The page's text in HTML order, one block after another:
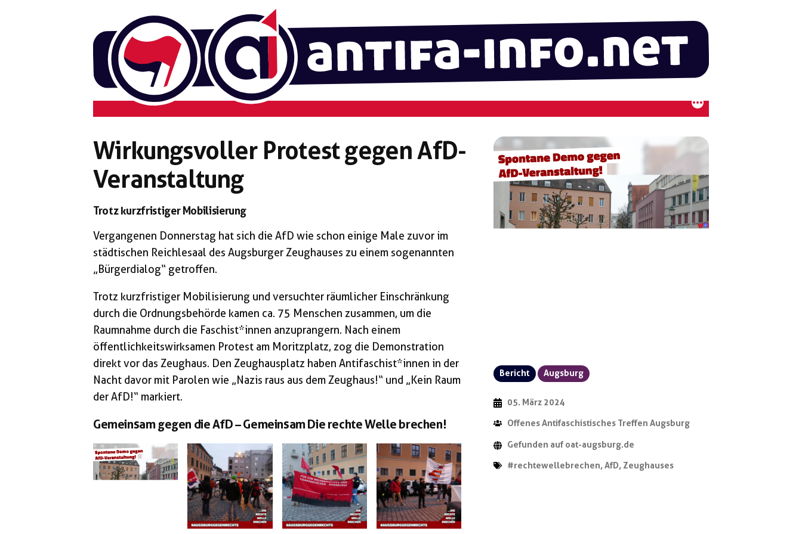
Wirkungsvoller Protest gegen AfD-
Veranstaltung
Bericht Augsburg
05. März 2024
Offenes Antifaschistisches Treffen Augsburg
Gefunden auf oat-augsburg.de
#rechtewellebrechen,AfD, Zeughauses
Trotz kurzfristiger Mobilisierung
Vergangenen Donnerstag hat sich die AfD wie schon einige Male zuvor im
städtischen Reichlesaal des Augsburger Zeughauses zu einem sogenannten
„Bürgerdialog“ getroffen.
Trotz kurzfristiger Mobilisierung und versuchter räumlicher Einschränkung
durch die Ordnungsbehörde kamen ca. 75 Menschen zusammen, um die
Raumnahme durch die Faschist*innen anzuprangern. Nach einem
öffentlichkeitswirksamen Protest am Moritzplatz, zog die Demonstration
direkt vor das Zeughaus. Den Zeughausplatz haben Antifaschist*innen in der
Nacht davor mit Parolen wie „Nazis raus aus dem Zeughaus!“ und „Kein Raum
der AfD!“ markiert.
Gemeinsam gegen die AfD – Gemeinsam Die rechte Welle brechen!